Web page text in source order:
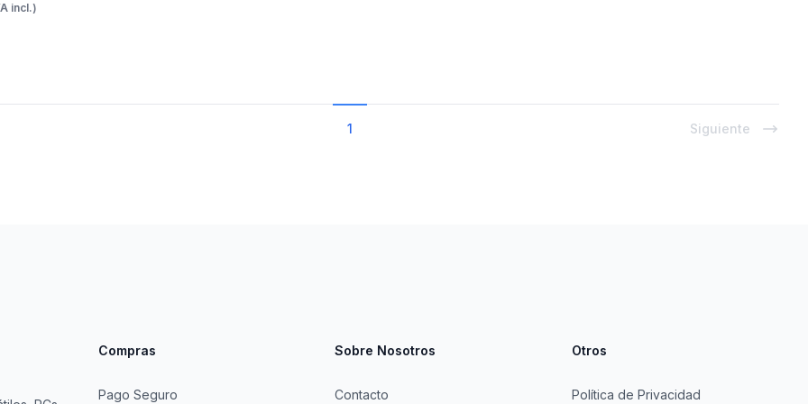
incl.)
1 Siguiente
Compras
Pago Seguro
Sobre Nosotros
Contacto
Otros
Política de Privacidad